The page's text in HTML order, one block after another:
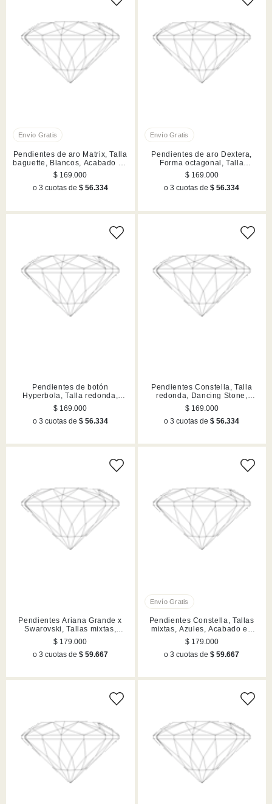
Pendientes de aro Matrix, Talla
baguette, Blancos, Acabado en
rodio
$ 169.000
o 3 cuotas de $ 56.334
Pendientes de aro Dextera,
Forma octagonal, Talla
redonda, Blancos, Acabado en
tono oro
$ 169.000
o 3 cuotas de$ 56.334
Pendientes de botón
Hyperbola, Talla redonda,
Blancos, Acabado en tono oro
$ 169.000
o 3 cuotas de $ 56.334
Pendientes Constella, Talla
redonda, Dancing Stone,
Rosas, Acabado en tono oro
rosa
$ 169.000
o 3 cuotas de$ 56.334
Pendientes Ariana Grande x
Swarovski, Tallas mixtas,
Libélula, Lilases, Acabado en
rodio
$ 179.000
o 3 cuotas de $ 59.667
Pendientes Constella, Tallas
mixtas, Azules, Acabado en
rodio
$ 179.000
o 3 cuotas de$ 59.667